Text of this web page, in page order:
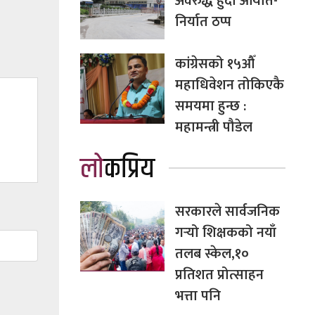
निर्यात ठप्प
कांग्रेसको १५औँ
महाधिवेशन तोकिएकै
समयमा हुन्छ :
महामन्त्री पौडेल
लोकप्रिय
सरकारले सार्वजनिक
गर्‍यो शिक्षकको नयाँ
तलब स्केल,१०
प्रतिशत प्रोत्साहन
भत्ता पनि